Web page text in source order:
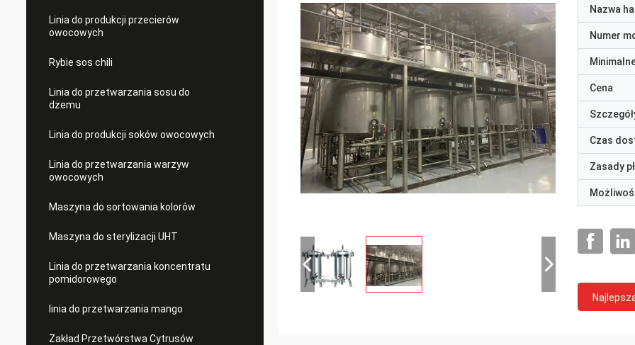
Linia do produkcji przecierów
owocowych
Rybie sos chili
Linia do przetwarzania sosu do
dżemu
Linia do produkcji soków owocowych
Linia do przetwarzania warzyw
owocowych
Maszyna do sortowania kolorów
Maszyna do sterylizacji UHT
Linia do przetwarzania koncentratu
pomidorowego
linia do przetwarzania mango
Zakład Przetwórstwa Cytrusów
Nazwa
Numer
Cena
Czas
Zasady